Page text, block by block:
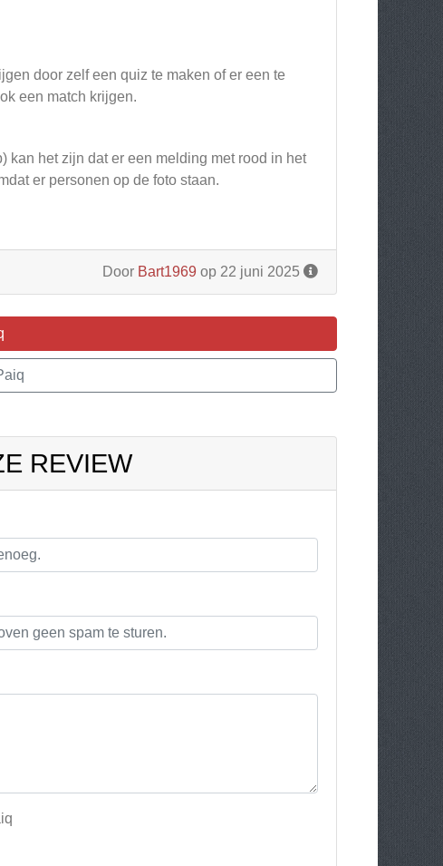
door zelf een quiz te maken of er een te
een match krijgen.
kan het zijn dat er een melding met rood in het
er personen op de foto staan.
Door Bart1969 op 22 juni 2025
REVIEW